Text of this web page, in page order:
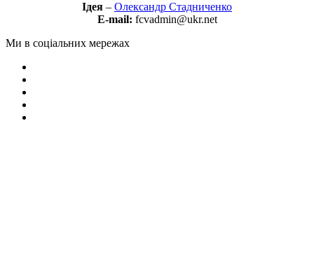
Ідея – Олександр Стадниченко
E-mail: fcvadmin@ukr.net
Ми в соціальних мережах